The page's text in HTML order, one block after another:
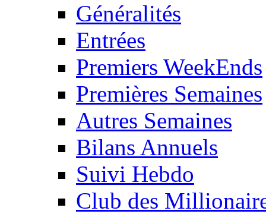
Généralités
Entrées
Premiers WeekEnds
Premières Semaines
Autres Semaines
Bilans Annuels
Suivi Hebdo
Club des